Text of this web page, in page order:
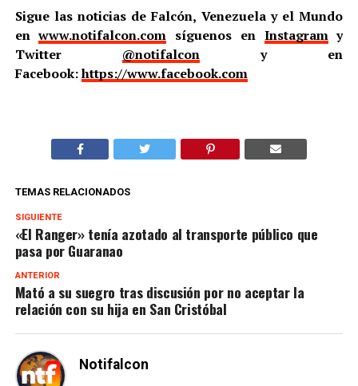
Sigue las noticias de Falcón, Venezuela y el Mundo
enwww.notifalcon.com síguenos en Instagramy
Twitter @notifalcony en
Facebook:https://www.facebook.com
TEMAS RELACIONADOS
SIGUIENTE
«El Ranger» tenía azotado al transporte público que
pasa por Guaranao
ANTERIOR
Mató a su suegro tras discusión por no aceptar la
relación con su hija en San Cristóbal
Notifalcon